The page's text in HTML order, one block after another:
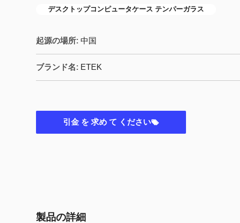
デスクトップコンピュータケース テンパーガラス
起源の場所: 中国
ブランド名: ETEK
引金 を 求め て ください
製品の詳細